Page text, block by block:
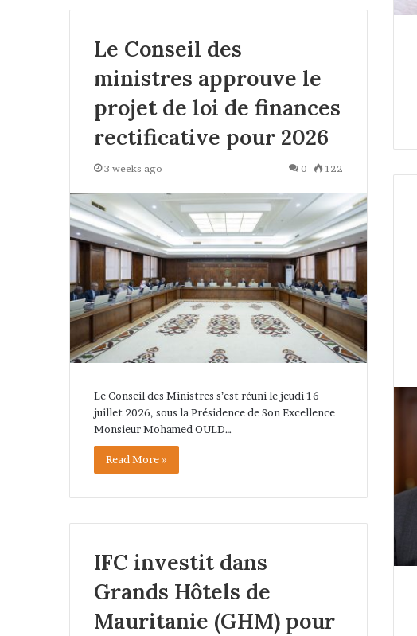
Le Conseil des
ministres approuve le
projet de loi de finances
rectificative pour 2026
3 weeks ago 0 122
Le Conseil des Ministres s’est réuni le jeudi 16
juillet 2026, sous la Présidence de Son Excellence
Monsieur Mohamed OULD…
Read More »
IFC investit dans
Grands Hôtels de
Mauritanie (GHM) pour